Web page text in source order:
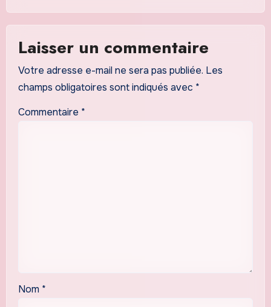
Laisser un commentaire
Votre adresse e-mail ne sera pas publiée. Les
champs obligatoires sont indiqués avec *
Commentaire *
Nom *